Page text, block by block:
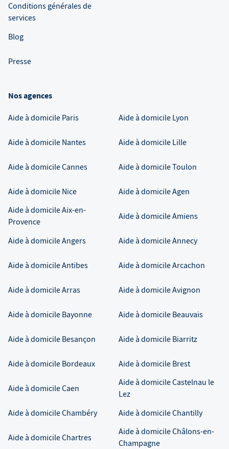
Conditions générales de
services
Blog
Presse
Nos agences
Aide à domicile Paris Aide à domicile Lyon
Aide à domicile Nantes Aide à domicile Lille
Aide à domicileCannes Aide à domicileToulon
Aide à domicile Nice Aide à domicileAgen
Aide à domicileAix-en-
Provence
Aide à domicileAmiens
Aide à domicileAngers Aide à domicileAnnecy
Aide à domicileAntibes Aide à domicileArcachon
Aide à domicileArras Aide à domicileAvignon
Aide à domicile Bayonne Aide à domicile Beauvais
Aide à domicile Besançon Aide à domicile Biarritz
Aide à domicile Bordeaux Aide à domicile Brest
Aide à domicileCaen
Aide à domicileCastelnau le
Lez
Aide à domicileChambéry Aide à domicileChantilly
Aide à domicileChartres
Aide à domicileChâlons-en-
Champagne